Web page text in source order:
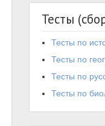
Тесты
Тесты по
Тесты по
Тесты по
Тесты по